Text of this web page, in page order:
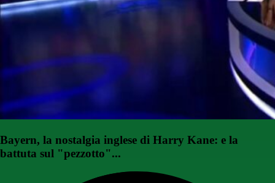
Bayern, la nostalgia inglese di Harry Kane: e la
battuta sul "pezzotto"...